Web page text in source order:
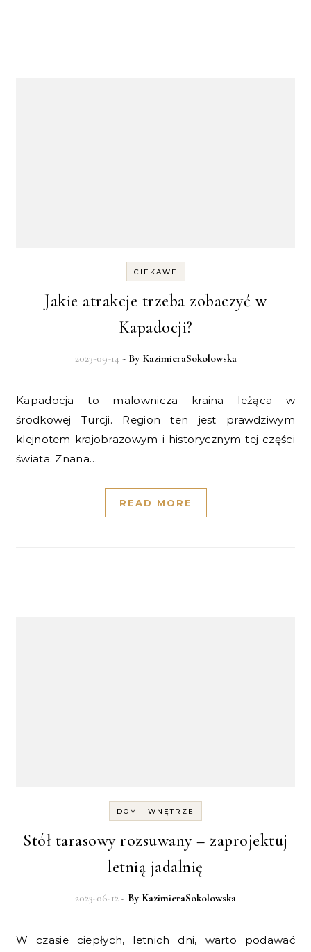
CIEKAWE
Jakie atrakcje trzeba zobaczyć w
Kapadocji?
2023-09-14 - By KazimieraSokolowska
Kapadocja to malownicza kraina leżąca w
środkowej Turcji. Region ten jest prawdziwym
klejnotem krajobrazowym i historycznym tej części
świata. Znana…
READ MORE
DOM I WNĘTRZE
Stół tarasowy rozsuwany – zaprojektuj
letnią jadalnię
2023-06-12 - By KazimieraSokolowska
W czasie ciepłych, letnich dni, warto podawać